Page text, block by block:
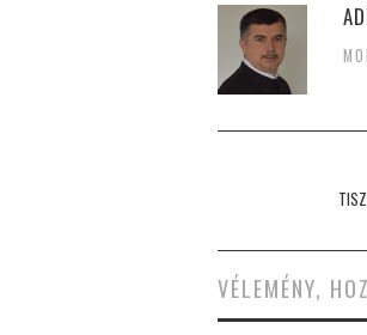
VÉLEMÉNY,